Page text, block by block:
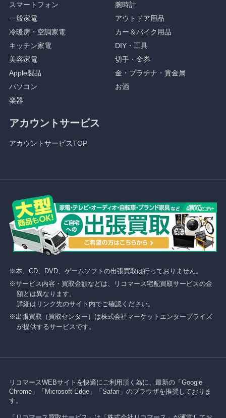
スマートフォン
一般家電
冷暖房・空調家電
キッチン家電
美容家電
Apple製品
パソコン
楽器
腕時計
アウトドア用品
カー＆バイク用品
DIY・工具
切手・金券
金・プラチナ・貴金属
お酒
アカウントサービス
アカウントサービスTOP
本、CD、DVD、ゲームソフトの出張買取は行っておりません。
サービス内容・買取金額などは、リコマース宅配買取サービスの金
額とは異なります。
詳細はリンク先のサイト内でご確認ください。
出張買取（買取センター）は株式会社マーケットエンタープライズ
が提供するサービスです。
リコマースWEBサイトを快適にご利用頂く為に、最新の「Google
Chrome」「Microsoft Edge」「Safari」のブラウザを推奨しておりま
す。